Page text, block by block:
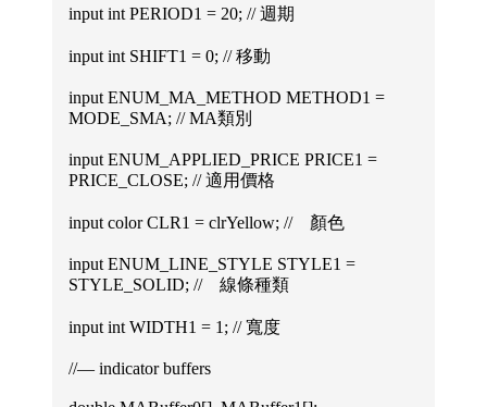
input int PERIOD1 = 20; // 週期
input int SHIFT1 = 0; // 移動
input ENUM_MA_METHOD METHOD1 =
MODE_SMA; // MA類別
input ENUM_APPLIED_PRICE PRICE1 =
PRICE_CLOSE; // 適用價格
input color CLR1 = clrYellow; // 顏色
input ENUM_LINE_STYLE STYLE1 =
STYLE_SOLID; // 線條種類
input int WIDTH1 = 1; // 寬度
//— indicator buffers